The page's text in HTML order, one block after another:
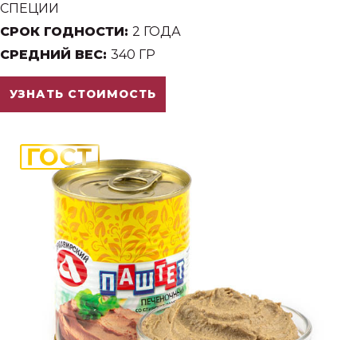
СПЕЦИИ
СРОК ГОДНОСТИ: 2 ГОДА
СРЕДНИЙ ВЕС: 340 ГР
УЗНАТЬ СТОИМОСТЬ